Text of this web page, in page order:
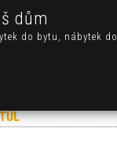
dům
do bytu, nábytek do